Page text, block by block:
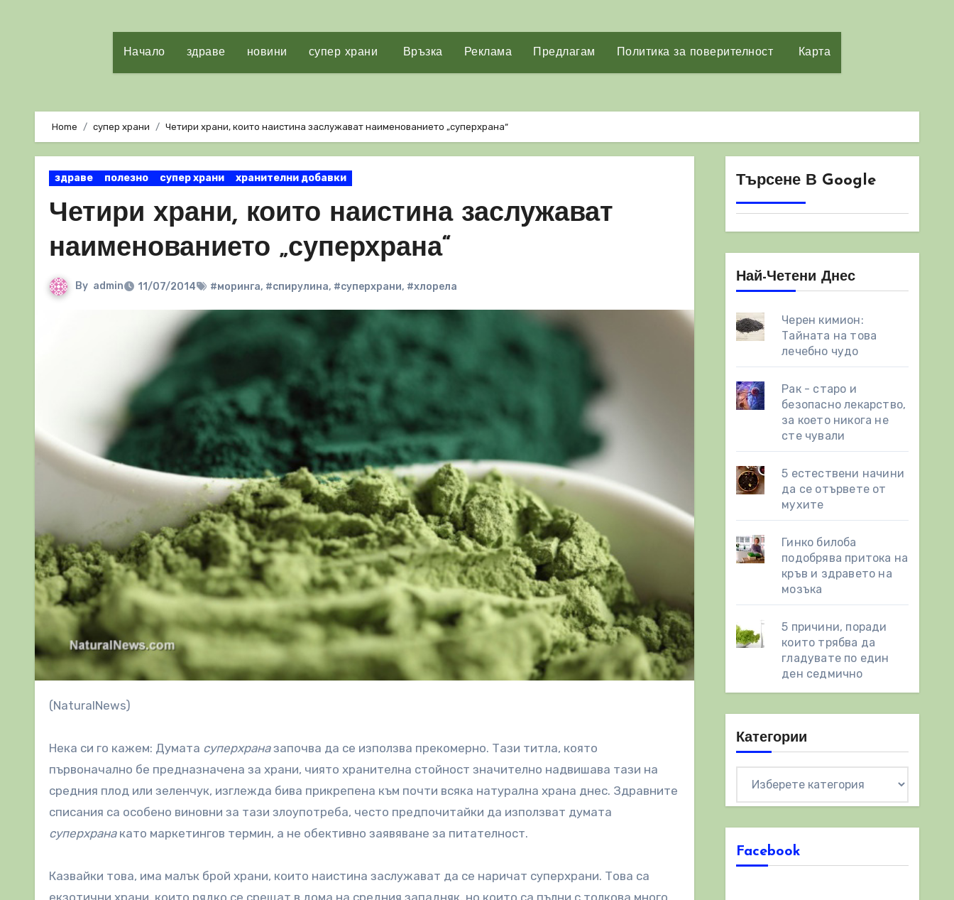
Начало здраве новини супер храни Връзка Реклама Предлагам Политика за поверителност Карта
Home супер храни Четири храни, които наистина заслужават наименованието „суперхрана“
здраве полезно супер храни хранителни добавки
Четири храни, които наистина заслужават
наименованието „суперхрана“
By admin 11/07/2014 #моринга, #спирулина, #суперхрани, #хлорела
(NaturalNews)
Нека си го кажем: Думата суперхраназапочва да се използва прекомерно. Тази титла, която
първоначално бе предназначена за храни, чиято хранителна стойност значително надвишава тази на
средния плод или зеленчук, изглежда бива прикрепена към почти всяка натурална храна днес. Здравните
списания са особено виновни за тази злоупотреба, често предпочитайки да използват думата
суперхранакато маркетингов термин, а не обективно заявяване за питателност.
Казвайки това, има малък брой храни, които наистина заслужават да се наричат ​​суперхрани. Това са
Търсене В Google
Най-Четени Днес
Черен кимион:
Тайната на това
лечебно чудо
Рак - старо и
безопасно лекарство,
за което никога не
сте чували
5 естествени начини
да се отървете от
мухите
Гинко билоба
подобрява притока на
кръв и здравето на
мозъка
5 причини, поради
които трябва да
гладувате по един
ден седмично
Категории
Facebook